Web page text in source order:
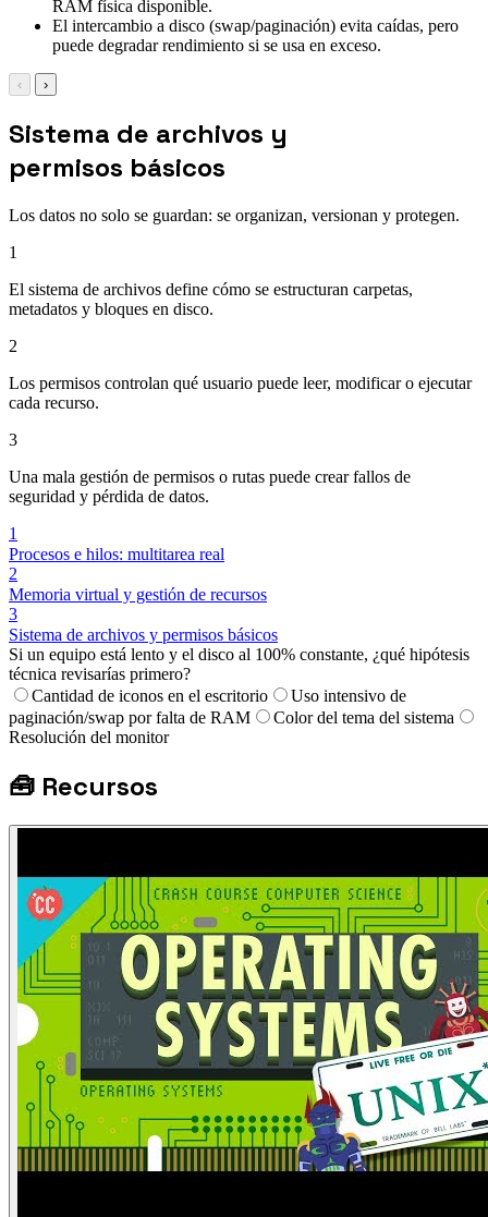
RAM física disponible.
El intercambio a disco (swap/paginación) evita caídas, pero
puede degradar rendimiento si se usa en exceso.
‹ ›
Sistema de archivos y
permisos básicos
Los datos no solo se guardan: se organizan, versionan y protegen.
1
El sistema de archivos define cómo se estructuran carpetas,
metadatos y bloques en disco.
2
Los permisos controlan qué usuario puede leer, modificar o ejecutar
cada recurso.
3
Una mala gestión de permisos o rutas puede crear fallos de
seguridad y pérdida de datos.
1
Procesos e hilos: multitarea real
2
Memoria virtual y gestión de recursos
3
Sistema de archivos y permisos básicos
Si un equipo está lento y el disco al 100% constante, ¿qué hipótesis
técnica revisarías primero?
Cantidad de iconos en el escritorio
Uso intensivo de
paginación/swap por falta de RAM
Color del tema del sistema
Resolución del monitor
🧰 Recursos